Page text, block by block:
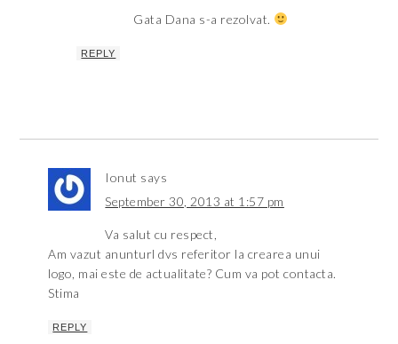
Gata Dana s-a rezolvat.
REPLY
Ionut says
September 30, 2013 at 1:57 pm
Va salut cu respect,
Am vazut anunturl dvs referitor la crearea unui
logo, mai este de actualitate? Cum va pot contacta.
Stima
REPLY